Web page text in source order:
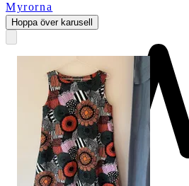
Myrorna
Hoppa över karusell